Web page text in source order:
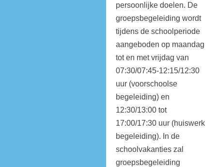
persoonlijke doelen. De
groepsbegeleiding wordt
tijdens de schoolperiode
aangeboden op maandag
tot en met vrijdag van
07:30/07:45-12:15/12:30
uur (voorschoolse
begeleiding) en
12:30/13:00 tot
17:00/17:30 uur (huiswerk
begeleiding). In de
schoolvakanties zal
groepsbegeleiding